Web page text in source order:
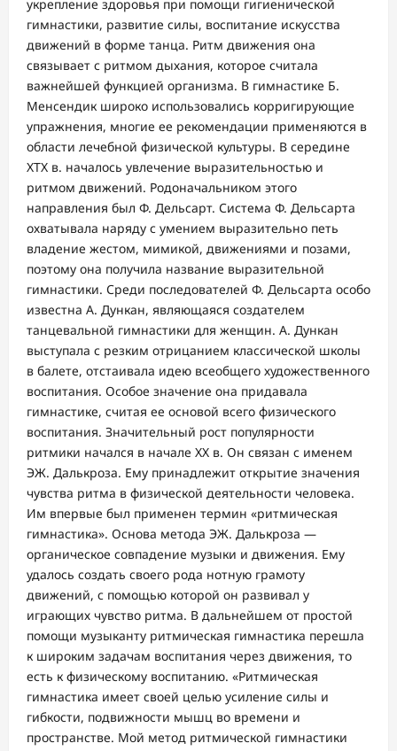
укрепление здоровья при помощи гигиенической
гимнастики, развитие силы, воспитание искусства
движений в форме танца. Ритм движения она
связывает с ритмом дыхания, которое считала
важнейшей функцией организма. В гимнастике Б.
Менсендик широко использовались корригирующие
упражнения, многие ее рекомендации применяются в
области лечебной физической культуры. В середине
ХТХ в. началось увлечение выразительностью и
ритмом движений. Родоначальником этого
направления был Ф. Дельсарт. Система Ф. Дельсарта
охватывала наряду с умением выразительно петь
владение жестом, мимикой, движениями и позами,
поэтому она получила название выразительной
гимнастики. Среди последователей Ф. Дельсарта особо
известна А. Дункан, являющаяся создателем
танцевальной гимнастики для женщин. А. Дункан
выступала с резким отрицанием классической школы
в балете, отстаивала идею всеобщего художественного
воспитания. Особое значение она придавала
гимнастике, считая ее основой всего физического
воспитания. Значительный рост популярности
ритмики начался в начале ХХ в. Он связан с именем
ЭЖ. Далькроза. Ему принадлежит открытие значения
чувства ритма в физической деятельности человека.
Им впервые был применен термин «ритмическая
гимнастика». Основа метода ЭЖ. Далькроза —
органическое совпадение музыки и движения. Ему
удалось создать своего рода нотную грамоту
движений, с помощью которой он развивал у
играющих чувство ритма. В дальнейшем от простой
помощи музыканту ритмическая гимнастика перешла
к широким задачам воспитания через движения, то
есть к физическому воспитанию. «Ритмическая
гимнастика имеет своей целью усиление силы и
гибкости, подвижности мышц во времени и
пространстве. Мой метод ритмической гимнастики